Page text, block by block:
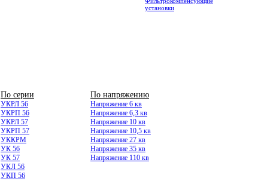
установки
По серии
УКРЛ 56
УКРП 56
УКРЛ 57
УКРП 57
УККРМ
УК 56
УК 57
УКЛ 56
УКП 56
По напряжению
Напряжение 6 кв
Напряжение 6,3 кв
Напряжение 10 кв
Напряжение 10,5 кв
Напряжение 27 кв
Напряжение 35 кв
Напряжение 110 кв